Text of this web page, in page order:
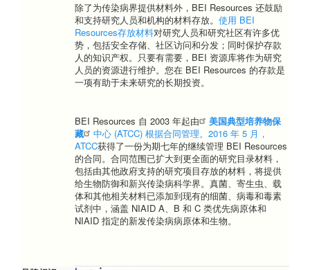
除了为传染病界提供材料外，BEI Resources 还鼓励
和支持研究人员和机构的材料存放。 使用 BEI
Resources存放材料对研究人员和研究社区有许多优
势，包括安全存储、社区访问和分发；同时保护存款
人的知识产权。只要有需要，BEI 资源库将作为研究
人员的资源进行维护。您在 BEI Resources 的存款是
一项有助于未来研究的长期投资。
BEI Resources 自 2003 年起由
美国典型培养物保
藏
中心 (ATCC) 根据合同管理。2016 年 5 月，
ATCC获得了一份为期七年的继续管理 BEI Resources
的合同。合同范围已扩大到更全面的研究目录材料，
包括由其他政府支持的研究项目存放的材料，将提供
给生物防御和新兴传染病科学界。真菌、寄生虫、载
体和其他相关材料已添加到现有的细菌、病毒和毒素
试剂中，涵盖 NIAID A、B 和 C 类优先病原体和
NIAID 指定的新发传染病病原体和生物。